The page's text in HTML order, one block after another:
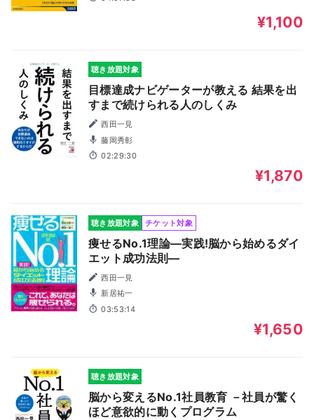
¥1,100
聴き放題対象
目標達成ナビゲーターが教える 結果を出
すまで続けられる人のしくみ
西田一見
藤岡秀彰
02:29:30
¥1,870
聴き放題対象 チケット対象
痩せるNo.1理論―実践!脳から始めるダイ
エット成功法則―
西田一見
新居祐一
03:53:14
¥1,650
聴き放題対象
脳から変えるNo.1社員教育 －社員が驚く
ほど意欲的に動くプログラム